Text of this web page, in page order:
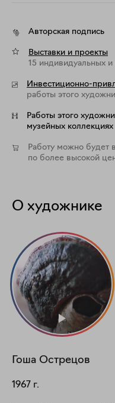
Авторская подпись
Выставки и проекты
15 индивидуальных
Инвестиционно-
работы этого
Работы этого
музейных коллекциях
Работу можно будет
по более высокой
О художнике
Гоша Острецов
1967 г.